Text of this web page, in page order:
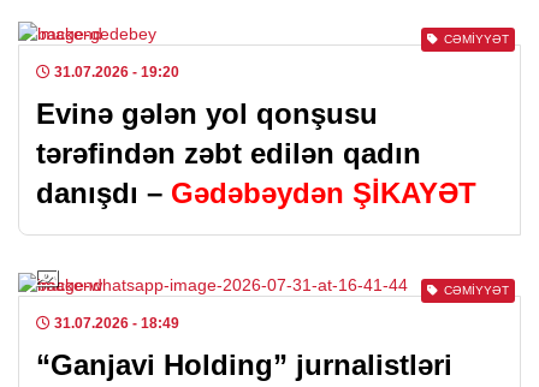
CƏMIYYƏT
31.07.2026 - 19:20
Evinə gələn yol qonşusu
tərəfindən zəbt edilən qadın
danışdı – Gədəbəydən ŞİKAYƏT
CƏMIYYƏT
31.07.2026 - 18:49
“Ganjavi Holding” jurnalistləri